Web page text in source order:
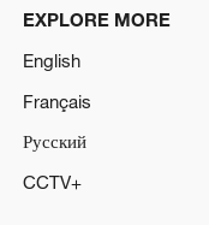
EXPLORE MORE
English
Français
Русский
CCTV+